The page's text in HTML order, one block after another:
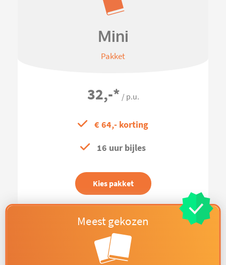
Mini
Pakket
32,-* / p.u.
€ 64,- korting
16 uur bijles
Kies pakket